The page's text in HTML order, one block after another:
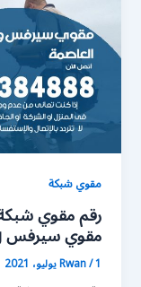
مقوي شبكة
مقوي سيرفس 5g
Rwan/1 يوليو، 2021